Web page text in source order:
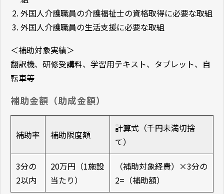
外国人介護職員の介護福祉士の資格取得に必要な取組
外国人介護職員の生活支援に必要な取組
＜補助対象実績＞
翻訳機、研修受講料、学習用テキスト、タブレット、自
転車等
補助金額（助成金額）
補助率 補助限度額
計算式（千円未満切捨
て）
3分の
2以内
20万円（1施設
当たり）
（補助対象経費）×3分の
2=（補助額）